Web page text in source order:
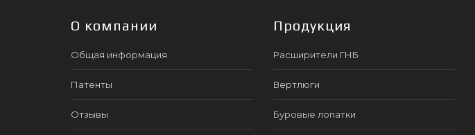
О компании
Общая информация
Патенты
Отзывы
Продукция
Расширители ГНБ
Вертлюги
Буровые лопатки